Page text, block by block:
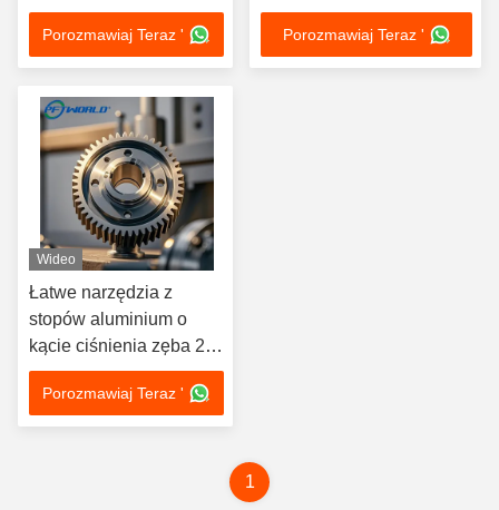
Porozmawiaj Teraz ' Porozmawiaj Teraz '
Wideo
Łatwe narzędzia z
stopów aluminium o
kącie ciśnienia zęba 20°
i długotrwałej trwałości
Porozmawiaj Teraz '
1